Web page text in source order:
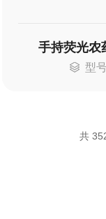
手持荧光农
型
共